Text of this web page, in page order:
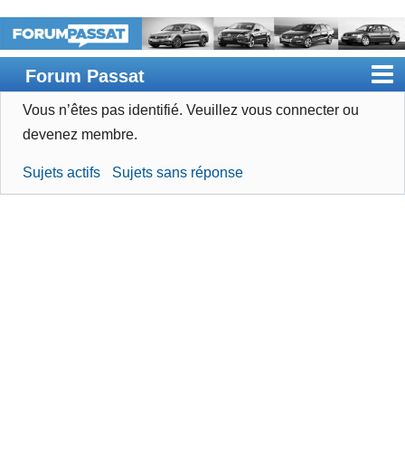
Forum Passat
Accueil
Devenir membre
Vous n’êtes pas identifié. Veuillez vous connecter ou
devenez membre.
Sujets actifs Sujets sans réponse